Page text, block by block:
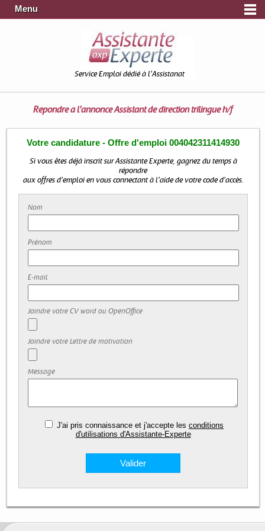
Menu
Service Emploi dédié à l'Assistanat
Répondre à l'annonceAssistant de direction trilingue h/f
Votre candidature - Offre d'emploi 004042311414930
Si vous êtes déjà inscrit sur Assistante Experte, gagnez du temps à
répondre
aux offres d'emploi en vous connectant à l'aide de votre code d'accès.
Nom
Prénom
E-mail
Joindre votre CV word ou OpenOffice
Joindre votre Lettre de motivation
Message
J'ai pris connaissance et j'accepte lesconditions
d'utilisations d'Assistante-Experte